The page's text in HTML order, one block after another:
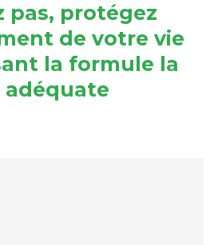
pas, protégez
de votre vie
la formule la
adéquate